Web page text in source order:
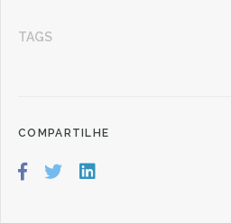
TAGS
COMPARTILHE